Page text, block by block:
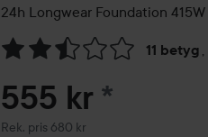
24h Longwear Foundation 415W
11 betyg ,
Hoppa till Betyg & kommentarer
555 kr *
Rek. pris 680 kr
Rekommenderat pris 680 kr